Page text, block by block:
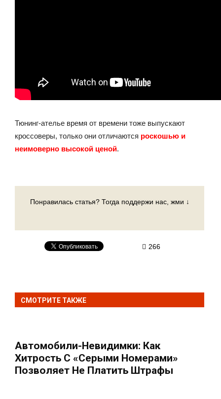
Тюнинг-ателье время от времени тоже выпускают
кроссоверы, только они отличаются роскошью и
неимоверно высокой ценой.
Понравилась статья? Тогда поддержи нас, жми ↓
266
СМОТРИТЕ ТАКЖЕ
Автомобили-Невидимки: Как
Хитрость С «cерыми Номерами»
Позволяет Не Платить Штрафы